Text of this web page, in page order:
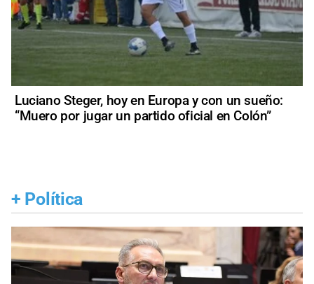
Luciano Steger, hoy en Europa y con un sueño:
“Muero por jugar un partido oficial en Colón”
+ Política